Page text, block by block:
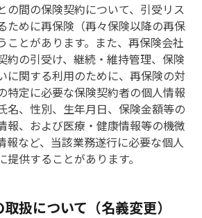
の間の保険契約について、引受リス
ために再保険（再々保険以降の再保
ことがあります。また、再保険会社
約の引受け、継続・維持管理、保険
に関する利用のために、再保険の対
特定に必要な保険契約者の個人情報
名、性別、生年月日、保険金額等の
報、および医療・健康情報等の機微
報など、当該業務遂行に必要な個人
供することがあります。
扱について（名義変更）